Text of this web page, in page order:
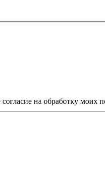
на обработку моих